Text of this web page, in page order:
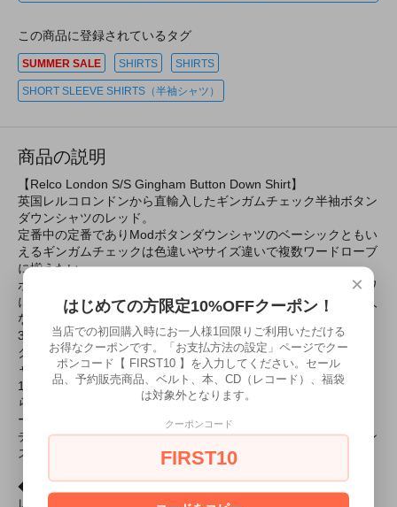
この商品に登録されているタグ
SUMMER SALE SHIRTS SHIRTS
SHORT SLEEVE SHIRTS（半袖シャツ）
商品の説明
【Relco London S/S Gingham Button Down Shirt】
英国レルコロンドンから直輸入したギンガムチェック半袖ボタン
ダウンシャツのレッド。
定番中の定番でありModボタンダウンシャツのベーシックともい
えるギンガムチェックは色違いやサイズ違いで複数ワードローブ
に揃えたい。
ポリエステル／コットン混紡生地はシャリ感のある肌触り、シワ
になりにくく乾きやすいといった特徴で、ヴィンテージを知る人
なら懐かしいと感じるのではないだろうか。
3フィンガー ボタンダウンカラー、背中にはフルレングスのボッ
クスプリーツ＋ループ、袖口のVカット＋ボタンといった半袖シ
ャツの基本ディテールも完璧に装備。
1964年設立のレルコロンドンの母体となる企業が60年代当時か
らモッズに向けてアイテムを製造していたこともあり60sディテ
ールにこだわりを感じる。
チェックのデザイン、シャツのディテール、コストパフォーマン
スの高さから世界中のスキンヘッズに支持されているのも納得。
◆カラー
レッド
×
はじめての方限定10%OFFクーポン！
当店での初回購入時にお一人様1回限りご利用いただける
お得なクーポンです。「お支払方法の設定」ページでクー
ポンコード【 FIRST10 】を入力してください。セール
品、予約販売商品、ベルト、本、CD（レコード）、福袋
は対象外となります。
クーポンコード
FIRST10